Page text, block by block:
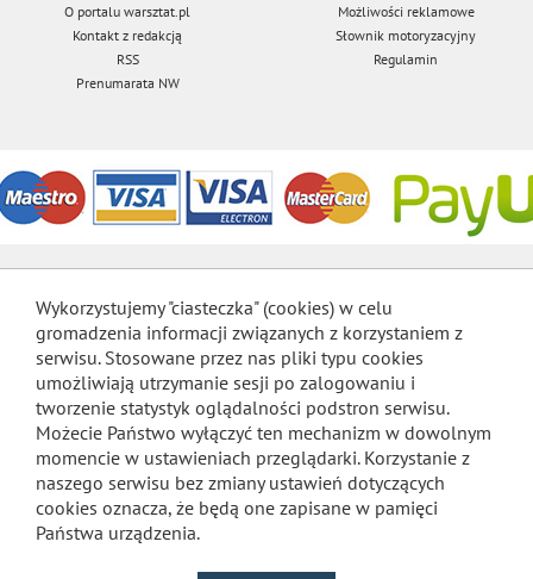
O portalu warsztat.pl
Możliwości reklamowe
Kontakt z redakcją
Słownik motoryzacyjny
RSS
Regulamin
Prenumarata NW
Wykorzystujemy "ciasteczka" (cookies) w celu
gromadzenia informacji związanych z korzystaniem z
serwisu. Stosowane przez nas pliki typu cookies
umożliwiają utrzymanie sesji po zalogowaniu i
tworzenie statystyk oglądalności podstron serwisu.
Możecie Państwo wyłączyć ten mechanizm w dowolnym
momencie w ustawieniach przeglądarki. Korzystanie z
naszego serwisu bez zmiany ustawień dotyczących
cookies oznacza, że będą one zapisane w pamięci
Państwa urządzenia.